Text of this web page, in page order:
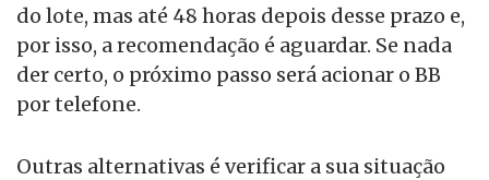
do lote, mas até 48 horas depois desse prazo e,
por isso, a recomendação é aguardar. Se nada
der certo, o próximo passo será acionar o BB
por telefone.
Outras alternativas é verificar a sua situação